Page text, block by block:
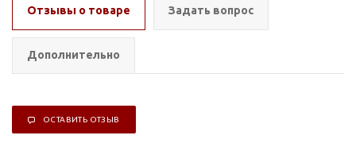
Отзывы о товаре Задать вопрос
Дополнительно
ОСТАВИТЬ ОТЗЫВ